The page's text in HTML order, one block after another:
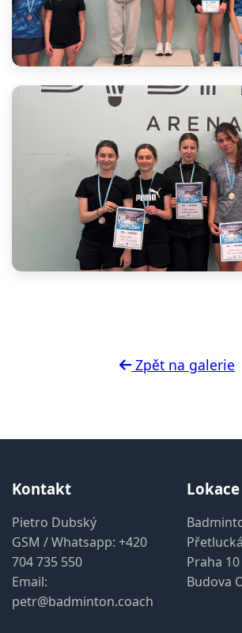
Zpět na galerie
Kontakt
Pietro Dubský
GSM / Whatsapp: +420
704 735 550
Email:
petr@badminton.coach
Lokace
Praha
Budova